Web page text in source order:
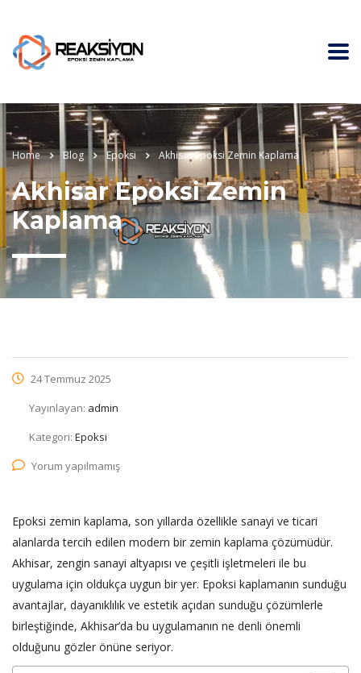
Home Blog Epoksi Akhisar Epoksi Zemin Kaplama
Akhisar Epoksi Zemin
Kaplama
24 Temmuz 2025
Yayınlayan: admin
Kategori: Epoksi
Yorum yapılmamış
Epoksi zemin kaplama, son yıllarda özellikle sanayi ve ticari
alanlarda tercih edilen modern bir zemin kaplama çözümüdür.
Akhisar, zengin sanayi altyapısı ve çeşitli işletmeleri ile bu
uygulama için oldukça uygun bir yer. Epoksi kaplamanın sunduğu
avantajlar, dayanıklılık ve estetik açıdan sunduğu çözümlerle
birleştiğinde, Akhisar’da bu uygulamanın ne denli önemli
olduğunu gözler önüne seriyor.